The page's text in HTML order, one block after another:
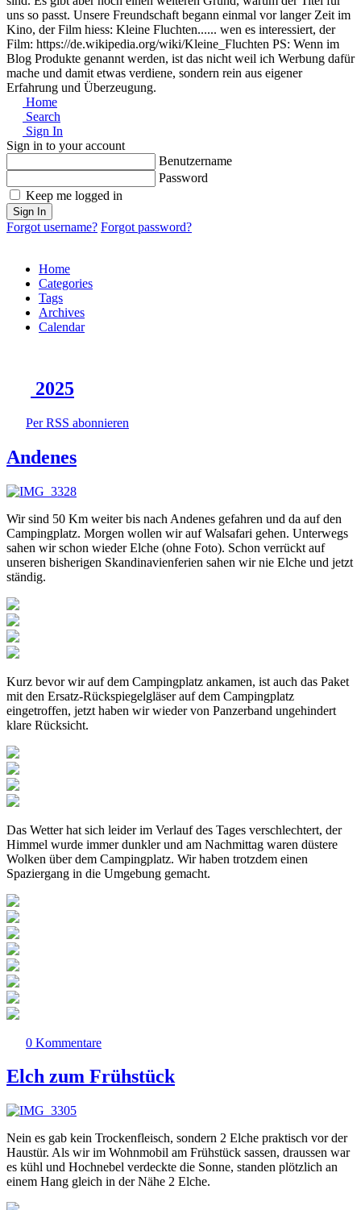
uns so passt. Unsere Freundschaft begann einmal vor langer Zeit im
Kino, der Film hiess: Kleine Fluchten...... wen es interessiert, der
Film: https://de.wikipedia.org/wiki/Kleine_Fluchten PS: Wenn im
Blog Produkte genannt werden, ist das nicht weil ich Werbung dafür
mache und damit etwas verdiene, sondern rein aus eigener
Erfahrung und Überzeugung.
Home
Search
Sign In
Sign in to your account
Benutzername
Password
Keep me logged in
Sign In
Forgot username? Forgot password?
Home
Categories
Tags
Archives
Calendar
2025
Per RSS abonnieren
Andenes
Wir sind 50 Km weiter bis nach Andenes gefahren und da auf den
Campingplatz. Morgen wollen wir auf Walsafari gehen. Unterwegs
sahen wir schon wieder Elche (ohne Foto). Schon verrückt auf
unseren bisherigen Skandinavienferien sahen wir nie Elche und jetzt
ständig.
Kurz bevor wir auf dem Campingplatz ankamen, ist auch das Paket
mit den Ersatz-Rückspiegelgläser auf dem Campingplatz
eingetroffen, jetzt haben wir wieder von Panzerband ungehindert
klare Rücksicht.
Das Wetter hat sich leider im Verlauf des Tages verschlechtert, der
Himmel wurde immer dunkler und am Nachmittag waren düstere
Wolken über dem Campingplatz. Wir haben trotzdem einen
Spaziergang in die Umgebung gemacht.
0 Kommentare
Elch zum Frühstück
Nein es gab kein Trockenfleisch, sondern 2 Elche praktisch vor der
Haustür. Als wir im Wohnmobil am Frühstück sassen, draussen war
es kühl und Hochnebel verdeckte die Sonne, standen plötzlich an
einem Hang gleich in der Nähe 2 Elche.